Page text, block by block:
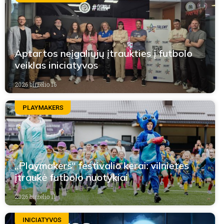
Aptartos neįgaliųjų įtraukties į futbolo
veiklas iniciatyvos
2026 birželio 16
PLAYMAKERS
„Playmakers“ festivalio kerai: vilnietes
įtraukė futbolo nuotykiai
2026 birželio 11
INICIATYVOS